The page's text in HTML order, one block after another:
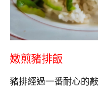
嫩煎豬排飯
豬排經過一番耐心的